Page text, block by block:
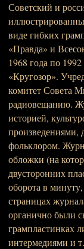
Советский и
виде гибких
«Правда» и
1968 года по
«Кругозор».
комитет Совета
радиовещанию.
историей,
произведениями,
фольклором.
обложки (на
двусторонних
оборота в
страницах
органично были
грампластинках
интермедиями и